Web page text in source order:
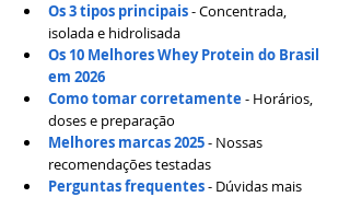
Os 3 tipos principais - Concentrada,
isolada e hidrolisada
Os 10 Melhores Whey Protein do Brasil
em 2026
Como tomar corretamente - Horários,
doses e preparação
Melhores marcas 2025 - Nossas
recomendações testadas
Perguntas frequentes - Dúvidas mais